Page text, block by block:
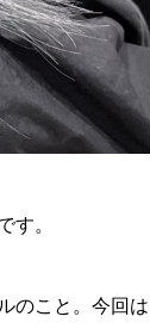
す。
のこと。今回は